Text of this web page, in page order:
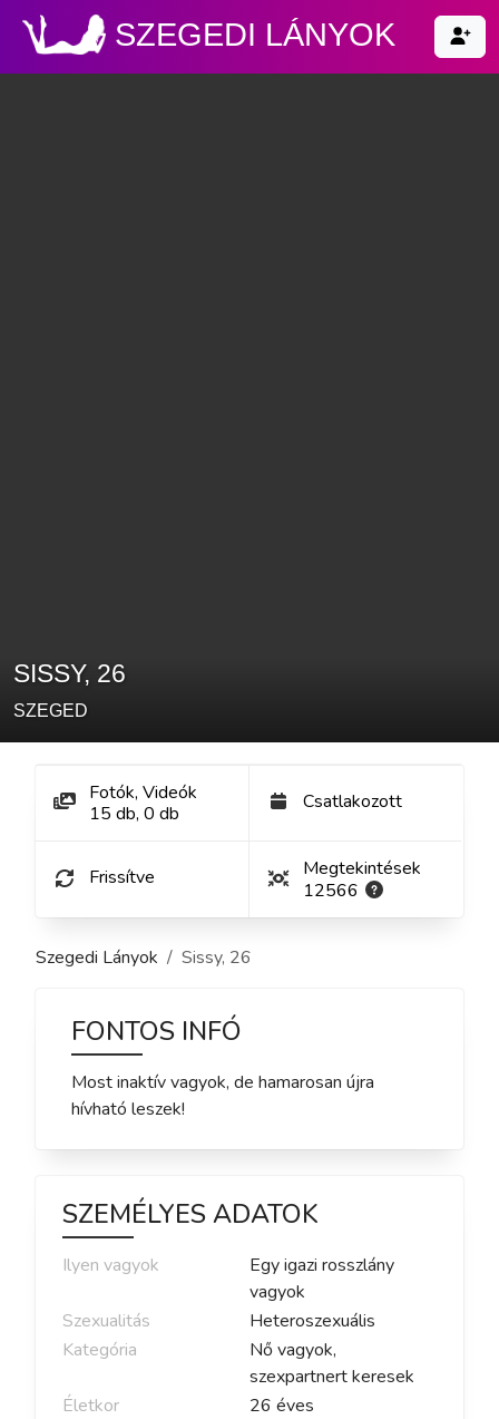
SZEGEDI LÁNYOK
SISSY, 26
SZEGED
Fotók, Videók
15 db, 0 db Csatlakozott
Frissítve
Megtekintések
12566
Szegedi Lányok Sissy, 26
FONTOS INFÓ
Most inaktív vagyok, de hamarosan újra
hívható leszek!
SZEMÉLYES ADATOK
Ilyen vagyok
Egy igazi rosszlány
vagyok
Szexualitás
Heteroszexuális
Kategória
Nő vagyok,
szexpartnert keresek
Életkor
26 éves